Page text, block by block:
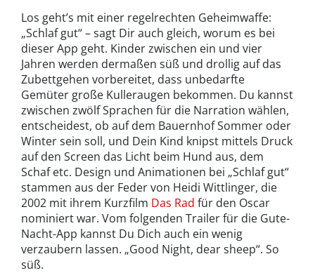
Los geht’s mit einer regelrechten Geheimwaffe:
„Schlaf gut“ – sagt Dir auch gleich, worum es bei
dieser App geht. Kinder zwischen ein und vier
Jahren werden dermaßen süß und drollig auf das
Zubettgehen vorbereitet, dass unbedarfte
Gemüter große Kulleraugen bekommen. Du kannst
zwischen zwölf Sprachen für die Narration wählen,
entscheidest, ob auf dem Bauernhof Sommer oder
Winter sein soll, und Dein Kind knipst mittels Druck
auf den Screen das Licht beim Hund aus, dem
Schaf etc. Design und Animationen bei „Schlaf gut“
stammen aus der Feder von Heidi Wittlinger, die
2002 mit ihrem Kurzfilm Das Rad für den Oscar
nominiert war. Vom folgenden Trailer für die Gute-
Nacht-App kannst Du Dich auch ein wenig
verzaubern lassen. „Good Night, dear sheep“. So
süß.